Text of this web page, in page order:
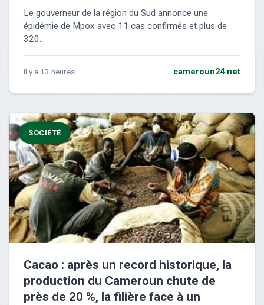
Le gouverneur de la région du Sud annonce une
épidémie de Mpox avec 11 cas confirmés et plus de
320...
il y a 13 heures cameroun24.net
SOCIÉTÉ
Cacao : après un record historique, la
production du Cameroun chute de
près de 20 %, la filière face à un